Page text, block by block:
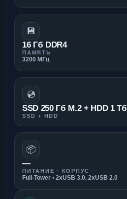
💾
16 Гб DDR4
ПАМЯТЬ
3200 МГц
💿
SSD 250 Гб M.2 + HDD 1 Тб
SSD + HDD
📦
—
ПИТАНИЕ · КОРПУС
Full-Tower • 2xUSB 3.0, 2xUSB 2.0